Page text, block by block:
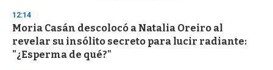
d
s
o
f
12:14
Moria Casán descolocó a Natalia Oreiro al
revelar su insólito secreto para lucir radiante:
"¿Esperma de qué?"